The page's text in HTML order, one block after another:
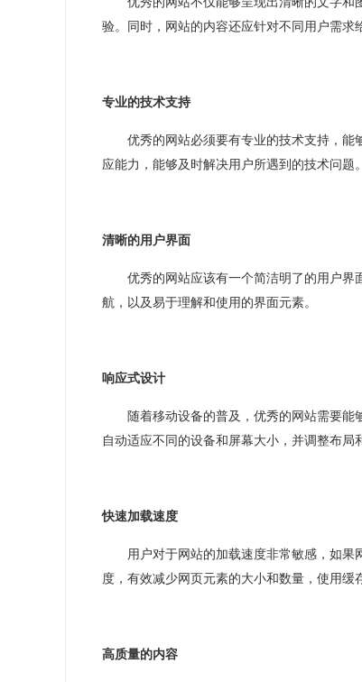
验。同时，网站的内容还应针对不同用户需求
专业的技术支持
优秀的网站必须要有专业的技术支持，能
应能力，能够及时解决用户所遇到的技术问题。
清晰的用户界面
优秀的网站应该有一个简洁明了的用户界
航，以及易于理解和使用的界面元素。
响应式设计
随着移动设备的普及，优秀的网站需要
自动适应不同的设备和屏幕大小，并调整布局
快速加载速度
用户对于网站的加载速度非常敏感，如
度，有效减少网页元素的大小和数量，使用缓
高质量的内容